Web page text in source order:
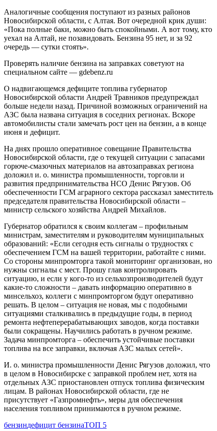
Аналогичные сообщения поступают из разных районов
Новосибирской области, с Алтая. Вот очередной крик души:
«Пока полные баки, можно быть спокойными. А вот тому, кто
уехал на Алтай, не позавидовать. Бензина 95 нет, и за 92
очередь — сутки стоять».
Проверять наличие бензина на заправках советуют на
специальном сайте — gdebenz.ru
О надвигающемся дефиците топлива губернатор
Новосибирской области Андрей Травников предупреждал
больше недели назад. Причиной возможных ограничений на
АЗС была названа ситуация в соседних регионах. Вскоре
автомобилисты стали замечать рост цен на бензин, а в конце
июня и дефицит.
На днях прошло оперативное совещание Правительства
Новосибирской области, где о текущей ситуации с запасами
горюче-смазочных материалов на автозаправках региона
доложил и. о. министра промышленности, торговли и
развития предпринимательства НСО Денис Рягузов. Об
обеспеченности ГСМ аграрного сектора рассказал заместитель
председателя правительства Новосибирской области –
министр сельского хозяйства Андрей Михайлов.
Губернатор обратился к своим коллегам – профильным
министрам, заместителям и руководителям муниципальных
образований: «Если сегодня есть сигналы о трудностях с
обеспечением ГСМ на вашей территории, работайте с ними.
Со стороны минпромторга такой мониторинг организован, но
нужны сигналы с мест. Прошу глав контролировать
ситуацию, и если у кого-то из сельхозпроизводителей будут
какие-то сложности – давать информацию оперативно в
минсельхоз, коллеги с минпромторгом будут оперативно
решать. В целом – ситуация не новая, мы с подобными
ситуациями сталкивались в предыдущие годы, в период
ремонта нефтеперерабатывающих заводов, когда поставки
были сокращены. Научились работать в ручном режиме.
Задача минпромторга – обеспечить устойчивые поставки
топлива на все заправки, включая АЗС малых сетей».
И. о. министра промышленности Денис Рягузов доложил, что
в целом в Новосибирске с заправкой проблем нет, хотя на
отдельных АЗС приостановлен отпуск топлива физическим
лицам. В районах Новосибирской области, где не
присутствует «Газпромнефть», меры для обеспечения
населения топливом принимаются в ручном режиме.
бензиндефицит бензинаТОП 5